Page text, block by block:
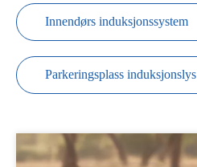
Innendørs induksjonssystem
Parkeringsplass induksjonslys